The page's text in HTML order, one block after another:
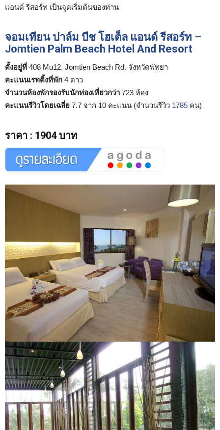
แอนด์ รีสอร์ท เป็นจุดเริ่มต้นของท่าน
จอมเทียน ปาล์ม บีช โฮเต็ล แอนด์ รีสอร์ท –
Jomtien Palm Beach Hotel And Resort
ตั้งอยู่ที่ 408 Mu12, Jomtien Beach Rd. จังหวัดพัทยา
คะแนนเรทติ้งที่พัก 4 ดาว
จำนวนห้องพักรองรับนักท่องเที่ยวกว่า 723 ห้อง
คะแนนรีวิวโดยเฉลี่ย 7.7 จาก 10 คะแนน (จำนวนรีวิว 1785 คน)
ราคา : 1904 บาท